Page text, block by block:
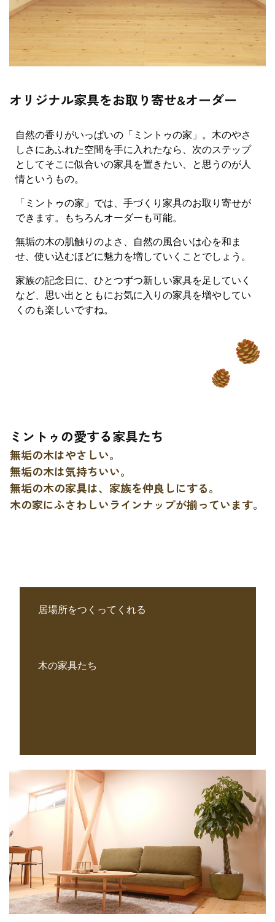
オリジナル家具をお取り寄せ&オーダー
自然の香りがいっぱいの「ミントゥの家」。木のやさ
しさにあふれた空間を手に入れたなら、次のステップ
としてそこに似合いの家具を置きたい、と思うのが人
情というもの。
「ミントゥの家」では、手づくり家具のお取り寄せが
できます。もちろんオーダーも可能。
無垢の木の肌触りのよさ、自然の風合いは心を和ま
せ、使い込むほどに魅力を増していくことでしょう。
家族の記念日に、ひとつずつ新しい家具を足していく
など、思い出とともにお気に入りの家具を増やしてい
くのも楽しいですね。
ミントゥの愛する家具たち
無垢の木はやさしい。
無垢の木は気持ちいい。
無垢の木の家具は、家族を仲良しにする。
木の家にふさわしいラインナップが揃っています。
居場所をつくってくれる
木の家具たち